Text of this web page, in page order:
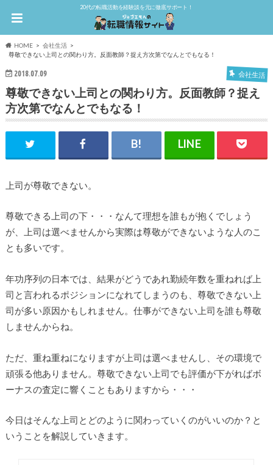
20代の転職活動を経験談を元に徹底サポート！
HOME
会社生活
尊敬できない上司との関わり方。反面教師？捉え方次第でなんとでもなる！
2018.07.09 会社生活
尊敬できない上司との関わり方。反面教師？捉え
方次第でなんとでもなる！
上司が尊敬できない。
尊敬できる上司の下・・・なんて理想を誰もが抱くでしょう
が、上司は選べませんから実際は尊敬ができないような人のこ
とも多いです。
年功序列の日本では、結果がどうであれ勤続年数を重ねれば上
司と言われるポジションになれてしまうのも、尊敬できない上
司が多い原因かもしれません。仕事ができない上司を誰も尊敬
しませんからね。
ただ、重ね重ねになりますが上司は選べませんし、その環境で
頑張る他ありません。尊敬できない上司でも評価が下がればボ
ーナスの査定に響くこともありますから・・・
今日はそんな上司とどのように関わっていくのがいいのか？と
いうことを解説していきます。